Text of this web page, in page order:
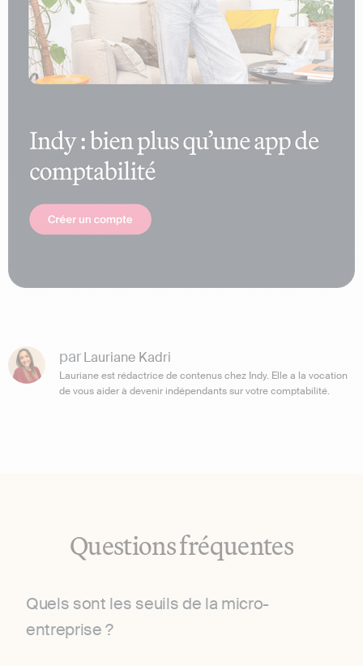
parLauriane Kadri
Lauriane est rédactrice de contenus chez Indy. Elle a la vocation
de vous aider à devenir indépendants sur votre comptabilité.
Questions fréquentes
Quels sont les seuils de la micro-
entreprise ?